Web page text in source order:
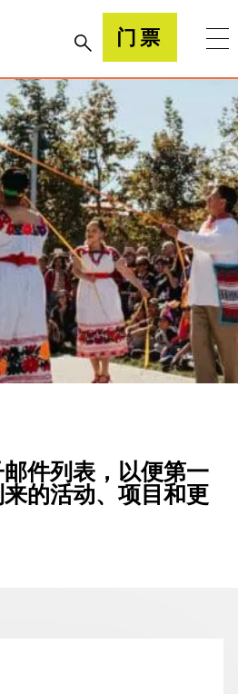
门票
件列表，以便第一
的活动、项目和更